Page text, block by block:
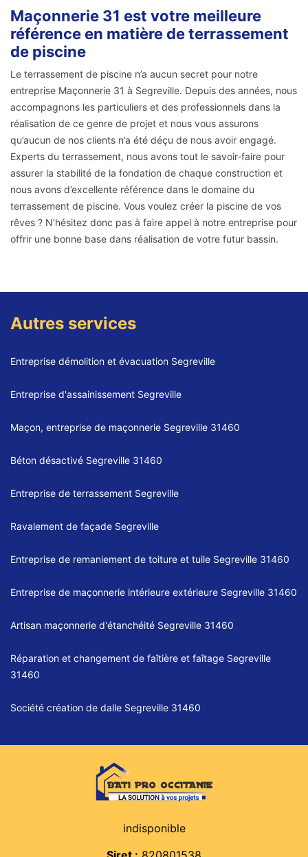
Maçonnerie 31 est votre meilleure
référence en matière de terrassement
de piscine
Le terrassement de piscine n’a aucun secret pour notre
entreprise Maçonnerie 31 à Segreville. Depuis des années, nous
accompagnons les particuliers et des professionnels dans la
réalisation de ce genre de projet et nous vous assurons
qu’aucun de nos clients n’a été déçu de nous avoir engagé.
Experts du terrassement, nous avons tout le savoir-faire pour
assurer la stabilité de la fondation de chaque construction et
nous avons d’excellente référence dans le domaine du
terrassement de piscine. Vous voulez créer la piscine de vos
rêves ? N’hésitez donc pas à faire appel à notre entreprise pour
offrir une bonne base dans réalisation de votre futur bassin.
Autres services
Entreprise démolition et évacuation Segreville
Entreprise d'assainissement Segreville
Maçon, entreprise de maçonnerie Segreville 31460
Béton désactivé Segreville 31460
Entreprise de terrassement Segreville
Ravalement de façade Segreville
Entreprise de remaniement de toiture et tuile Segreville 31460
Entreprise de maçonnerie intérieure extérieure Segreville 31460
Artisan maçonnerie d'étanchéité Segreville 31460
Réparation et changement de faîtière et faîtage Segreville
31460
Société création de dalle Segreville 31460
indisponible